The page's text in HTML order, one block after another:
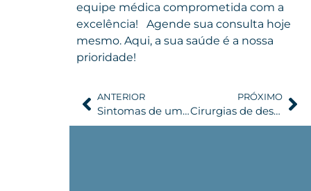
equipe médica comprometida com a
excelência! Agende sua consulta hoje
mesmo. Aqui, a sua saúde é a nossa
prioridade!
ANTERIOR
Sintomas de um aneurisma cerebral: identificação precoce e sinais de alerta
PRÓXIMO
Cirurgias de descompressão espinhal para tumores da medula espinhal: indicações e benefícios